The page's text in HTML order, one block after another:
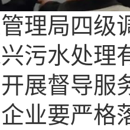
局四级调
污水处理
展督导服
业要严格